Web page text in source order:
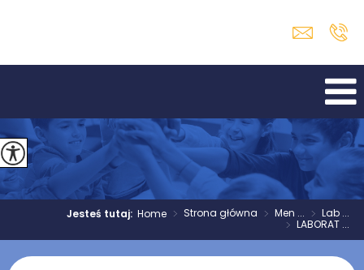
Jesteś tutaj:Home > Strona główna > Men ... > Lab ...
> LABORAT ...